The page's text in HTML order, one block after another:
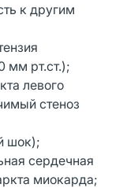
к другим
мм рт.ст.);
левого
стеноз
шок);
сердечная
миокарда;